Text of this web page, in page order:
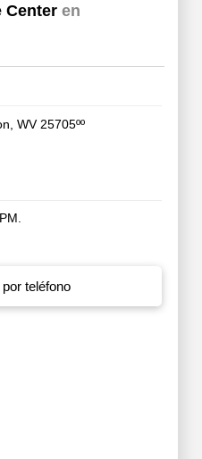
Center en
WV 25705ºº
teléfono